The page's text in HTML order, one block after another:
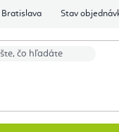
Stav